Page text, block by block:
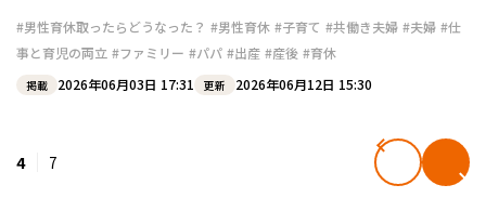
#男性育休取ったらどうなった？ #男性育休 #子育て #共働き夫婦 #夫婦 #仕
事と育児の両立 #ファミリー #パパ #出産 #産後 #育休
掲載 2026年06月03日 17:31 更新 2026年06月12日 15:30
4 7